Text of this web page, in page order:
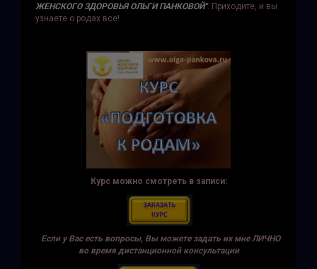
ЖЕНСКОГО ЗДОРОВЬЯ ОЛЬГИ ПАНКОВОЙ". Приходите, и вы
узнаете о родах все!
Курс можно смотреть в записи:
Если у Вас есть вопросы, Вы можете задать их мне ЛИЧНО
во время дистанционной консультации